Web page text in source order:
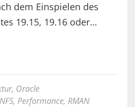
dem Einspielen des
19.15, 19.16 oder…
, Oracle
, Performance, RMAN